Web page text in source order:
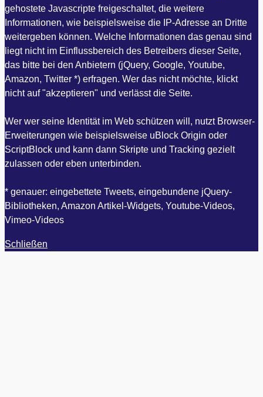
gehostete Javascripte freigeschaltet, die weitere
Informationen, wie beispielsweise die IP-Adresse an Dritte
weitergeben können. Welche Informationen das genau sind
liegt nicht im Einflussbereich des Betreibers dieser Seite,
das bitte bei den Anbietern (jQuery, Google, Youtube,
Amazon, Twitter *) erfragen. Wer das nicht möchte, klickt
nicht auf "akzeptieren" und verlässt die Seite.
Wer wer seine Identität im Web schützen will, nutzt Browser-
Erweiterungen wie beispielsweise uBlock Origin oder
ScriptBlock und kann dann Skripte und Tracking gezielt
zulassen oder eben unterbinden.
* genauer: eingebettete Tweets, eingebundene jQuery-
Bibliotheken, Amazon Artikel-Widgets, Youtube-Videos,
Vimeo-Videos
Schließen